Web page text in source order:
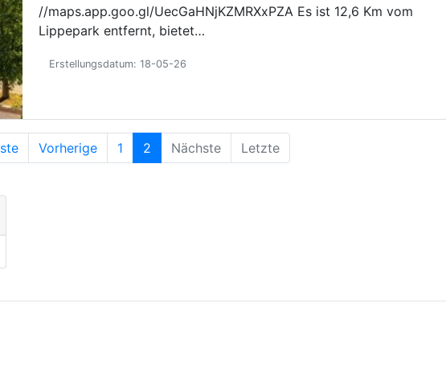
//maps.app.goo.gl/UecGaHNjKZMRXxPZA Es ist 12,6 Km vom
Lippepark entfernt, bietet…
Erstellungsdatum: 18-05-26
Vorherige 1 2 Nächste Letzte